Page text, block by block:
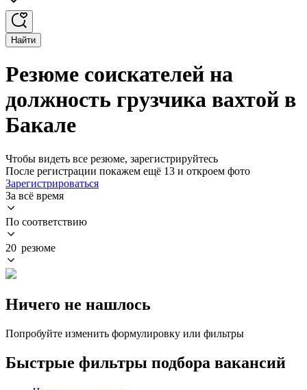
Найти
Резюме соискателей на
должность грузчика вахтой в
Бакале
Чтобы видеть все резюме, зарегистрируйтесь
После регистрации покажем ещё 13 и откроем фото
Зарегистрироваться
За всё время
По соответствию
20 резюме
Ничего не нашлось
Попробуйте изменить формулировку или фильтры
Быстрые фильтры подбора вакансий